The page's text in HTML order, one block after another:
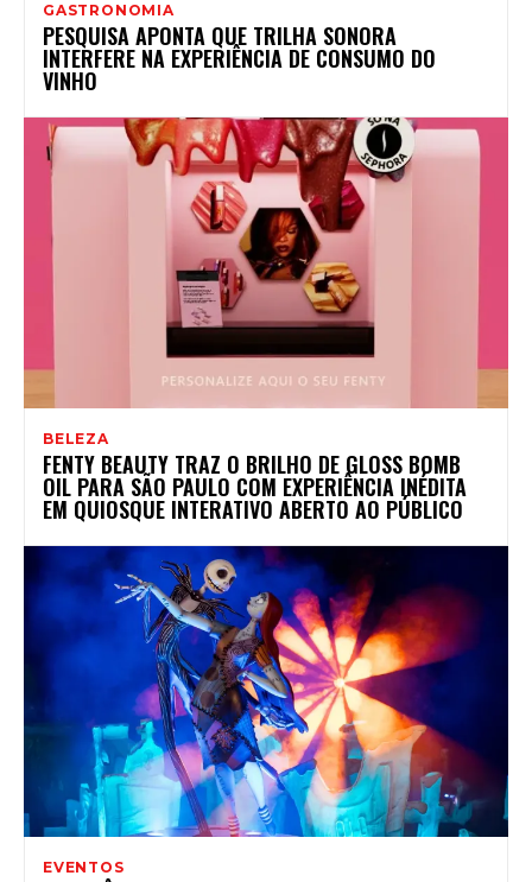
GASTRONOMIA
PESQUISA APONTA QUE TRILHA SONORA
INTERFERE NA EXPERIÊNCIA DE CONSUMO DO
VINHO
BELEZA
FENTY BEAUTY TRAZ O BRILHO DE GLOSS BOMB
OIL PARA SÃO PAULO COM EXPERIÊNCIA INÉDITA
EM QUIOSQUE INTERATIVO ABERTO AO PÚBLICO
EVENTOS